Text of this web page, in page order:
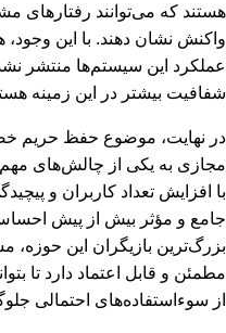
هستند که می‌توانند
واکنش نشان دهند. با این وجود،
عملکرد این سیستم‌ها منتشر
شفافیت بیشتر در این زمینه
در نهایت، موضوع حفظ حریم
مجازی به یکی از چالش‌های
با افزایش تعداد کاربران و
جامع و مؤثر بیش از پیش
بزرگ‌ترین بازیگران این حوزه،
مطمئن و قابل اعتماد دارد تا
از سوءاستفاده‌های احتمالی